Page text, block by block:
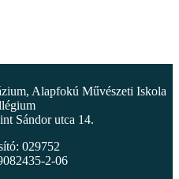
Alapfokú Művészeti Iskola
Sándor utca 14.
029752
2-06